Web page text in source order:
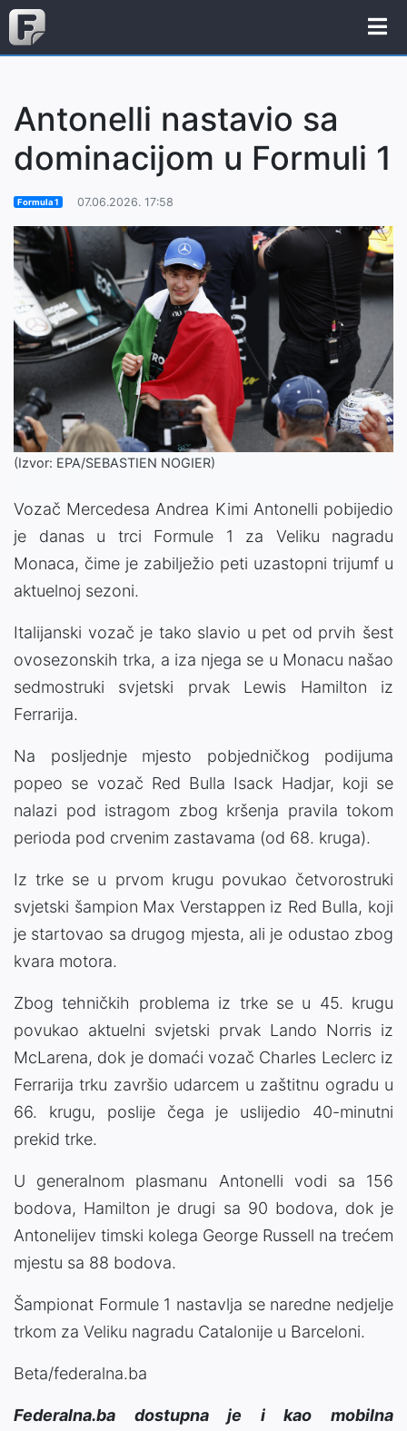
Antonelli nastavio sa
dominacijom u Formuli 1
Formula 1 07.06.2026. 17:58
(Izvor: EPA/SEBASTIEN NOGIER)
Vozač Mercedesa Andrea Kimi Antonelli pobijedio
je danas u trci Formule 1 za Veliku nagradu
Monaca, čime je zabilježio peti uzastopni trijumf u
aktuelnoj sezoni.
Italijanski vozač je tako slavio u pet od prvih šest
ovosezonskih trka, a iza njega se u Monacu našao
sedmostruki svjetski prvak Lewis Hamilton iz
Ferrarija.
Na posljednje mjesto pobjedničkog podijuma
popeo se vozač Red Bulla Isack Hadjar, koji se
nalazi pod istragom zbog kršenja pravila tokom
perioda pod crvenim zastavama (od 68. kruga).
Iz trke se u prvom krugu povukao četvorostruki
svjetski šampion Max Verstappen iz Red Bulla, koji
je startovao sa drugog mjesta, ali je odustao zbog
kvara motora.
Zbog tehničkih problema iz trke se u 45. krugu
povukao aktuelni svjetski prvak Lando Norris iz
McLarena, dok je domaći vozač Charles Leclerc iz
Ferrarija trku završio udarcem u zaštitnu ogradu u
66. krugu, poslije čega je uslijedio 40-minutni
prekid trke.
U generalnom plasmanu Antonelli vodi sa 156
bodova, Hamilton je drugi sa 90 bodova, dok je
Antonelijev timski kolega George Russell na trećem
mjestu sa 88 bodova.
Šampionat Formule 1 nastavlja se naredne nedjelje
trkom za Veliku nagradu Catalonije u Barceloni.
Beta/federalna.ba
Federalna.ba dostupna je i kao mobilna